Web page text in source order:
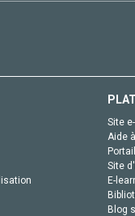
Site
Aide
Site
E-
Blog